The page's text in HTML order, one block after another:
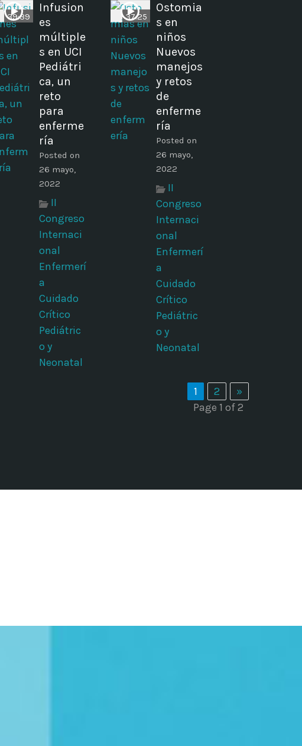
39:39
Infusion
es
múltiple
s en UCI
Pediátri
ca, un
reto
para
enferme
ría
Posted on
26 mayo,
2022
II
Congreso
Internaci
onal
Enfermerí
a
Cuidado
Crítico
Pediátric
o y
Neonatal
37:25
Ostomia
s en
niños
Nuevos
manejos
y retos
de
enferme
ría
Posted on
26 mayo,
2022
II
Congreso
Internaci
onal
Enfermerí
a
Cuidado
Crítico
Pediátric
o y
Neonatal
1 2
»
Page 1 of 2